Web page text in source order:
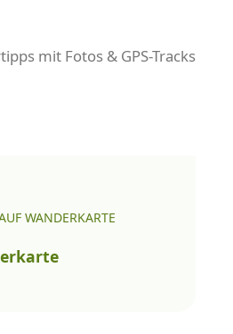
mit Fotos & GPS-Tracks
WANDERKARTE